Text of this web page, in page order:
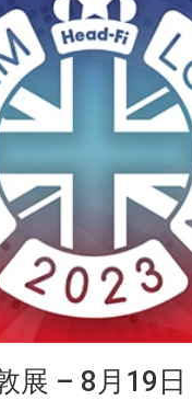
展 – 8月19